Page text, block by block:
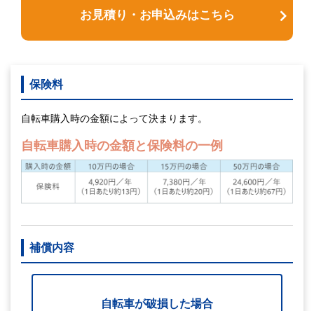
お見積り・お申込みはこちら
保険料
自転車購入時の金額によって決まります。
自転車購入時の金額と保険料の一例
補償内容
自転車が破損した場合